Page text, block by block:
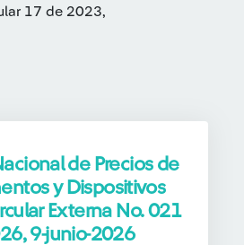
17 de 2023,
de Precios de
y Dispositivos
Externa No. 021
9-junio-2026